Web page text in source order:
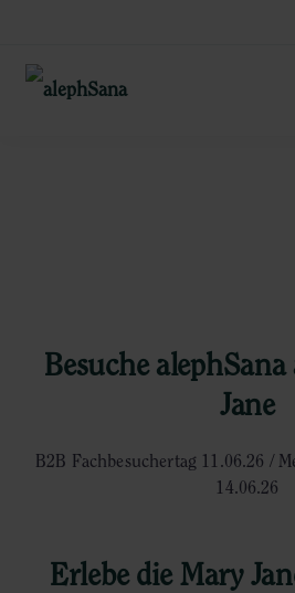
Besuche
Jane
B2B Fachbesuchertag 11.06.26 /
14.06.26
Erlebe die Mary